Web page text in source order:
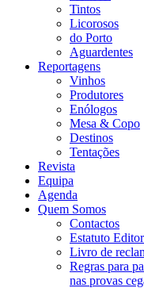
Tintos
Licorosos
do Porto
Aguardentes
Reportagens
Vinhos
Produtores
Enólogos
Mesa & Copo
Destinos
Tentações
Revista
Equipa
Agenda
Quem Somos
Contactos
Estatuto
Livro de
Regras para
nas provas